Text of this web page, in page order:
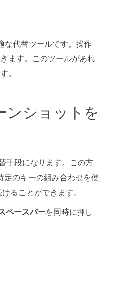
な代替ツールです。操作
ます。このツールがあれ
。
ンショットを
手段になります。この方
定のキーの組み合わせを使
ることができます。
ペースバーを同時に押し